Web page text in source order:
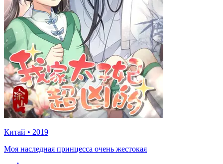
Китай • 2019
Моя наследная принцесса очень жестокая